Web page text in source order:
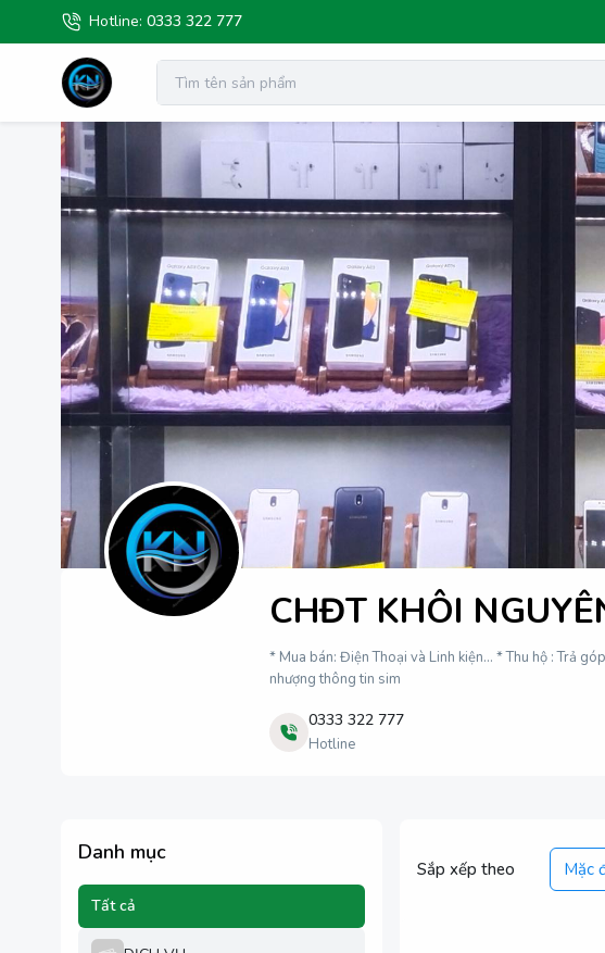
Hotline: 0333 322 777
CHĐT KHÔI
* Mua bán: Điện Thoại và Linh kiện... * Thu hộ : Trả
nhượng thông tin sim
0333 322 777
Hotline
Danh mục
Tất cả
Sắp xếp theo Mặc